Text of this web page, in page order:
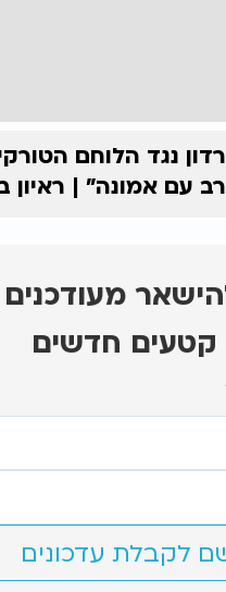
נגד הלוחם
עם אמונה” | ראיון
מעודכנים
קטעים חדשים
לקבלת עדכונים